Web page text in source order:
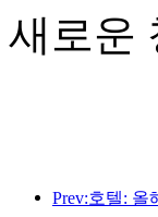
새로운